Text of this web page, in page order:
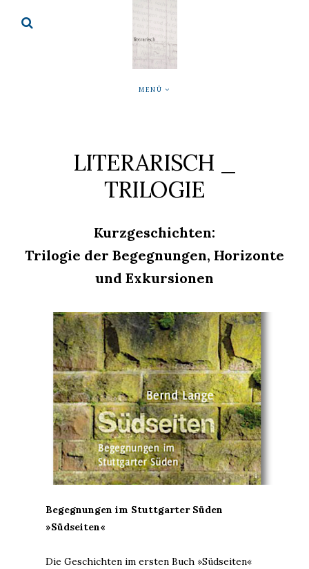
MENÜ
LITERARISCH _
TRILOGIE
Kurzgeschichten:
Trilogie der Begegnungen, Horizonte
und Exkursionen
Begegnungen im Stuttgarter Süden
»Südseiten«
Die Geschichten im ersten Buch »Südseiten«